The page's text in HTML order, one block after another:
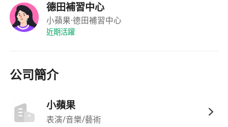
德田補習中心
小蘋果·德田補習中心
近期活躍
公司簡介
小蘋果
表演/音樂/藝術